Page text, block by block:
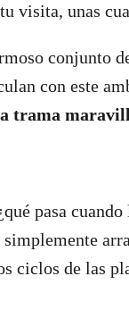
visita, unas
conjunto
con este
trama
pasa
ciclos de las